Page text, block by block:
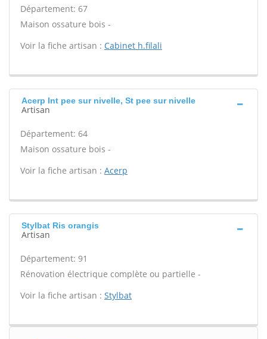
Département: 67
Maison ossature bois -
Voir la fiche artisan : Cabinet h.filali
Acerp Int pee sur nivelle, St pee sur nivelle
Artisan
Département: 64
Maison ossature bois -
Voir la fiche artisan : Acerp
Stylbat Ris orangis
Artisan
Département: 91
Rénovation électrique complète ou partielle -
Voir la fiche artisan : Stylbat